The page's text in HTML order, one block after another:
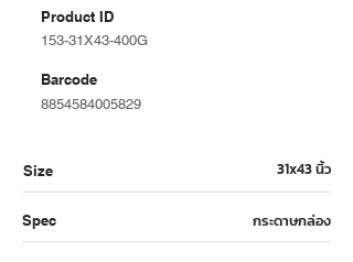
Product ID
153-31X43-400G
Barcode
8854584005829
Size 31x43 นิ้ว
Spec กระดาษกล่อง